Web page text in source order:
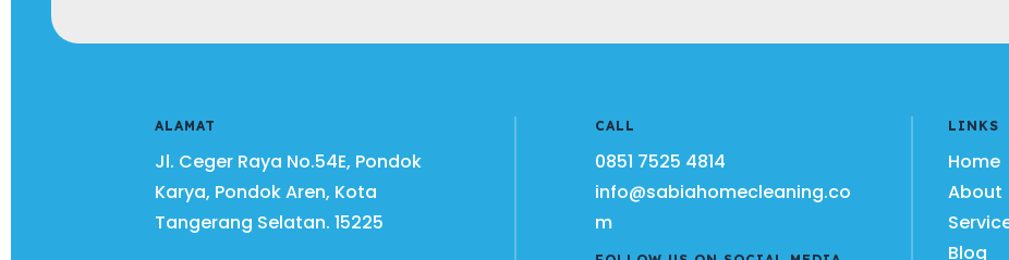
ALAMAT
Jl. Ceger Raya No.54E, Pondok
Karya, Pondok Aren, Kota
Tangerang Selatan.15225
CALL
0851 7525 4814
info@sabiahomecleaning.co
m
LINKS
Home
About
Blog